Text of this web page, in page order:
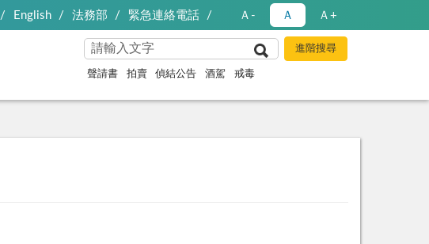
English 法務部 緊急連絡電話 Ａ- Ａ Ａ+
聲請書 拍賣 偵結公告 酒駕 戒毒